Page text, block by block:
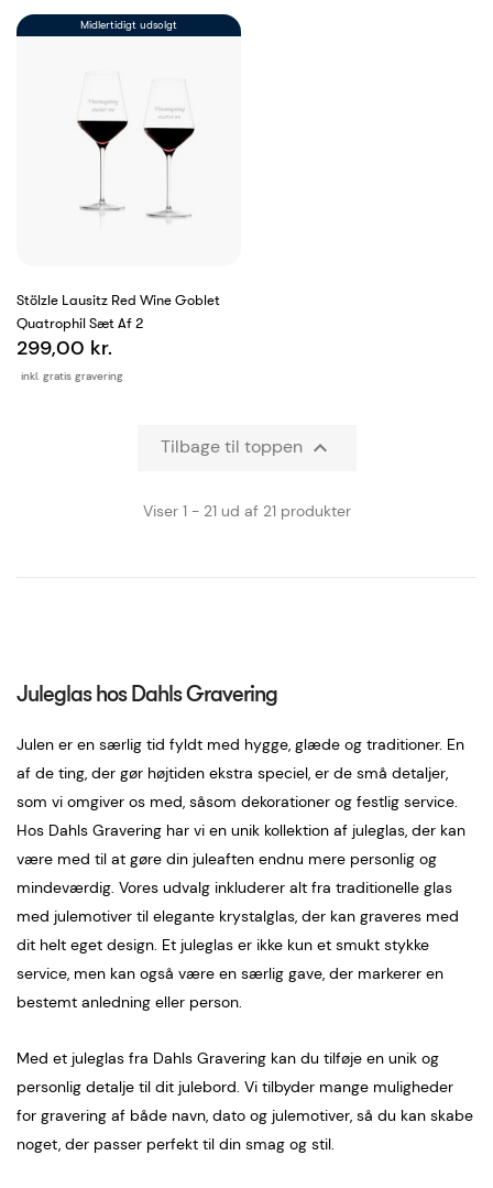
Stölzle Lausitz Red Wine Goblet
Quatrophil Sæt Af 2
inkl. gratis gravering
299,00 kr.
Midlertidigt udsolgt
Tilbage til toppen 
Viser 1 - 21 ud af 21 produkter
Juleglas hos Dahls Gravering
Julen er en særlig tid fyldt med hygge, glæde og traditioner. En
af de ting, der gør højtiden ekstra speciel, er de små detaljer,
som vi omgiver os med, såsom dekorationer og festlig service.
Hos Dahls Gravering har vi en unik kollektion af juleglas, der kan
være med til at gøre din juleaften endnu mere personlig og
mindeværdig. Vores udvalg inkluderer alt fra traditionelle glas
med julemotiver til elegante krystalglas, der kan graveres med
dit helt eget design. Et juleglas er ikke kun et smukt stykke
service, men kan også være en særlig gave, der markerer en
bestemt anledning eller person.
Med et juleglas fra Dahls Gravering kan du tilføje en unik og
personlig detalje til dit julebord. Vi tilbyder mange muligheder
for gravering af både navn, dato og julemotiver, så du kan skabe
noget, der passer perfekt til din smag og stil.